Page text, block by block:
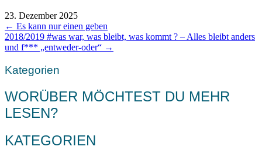
23. Dezember 2025
POSTS
NAVIGATION
← Es kann nur einen geben
2018/2019 #was war, was bleibt, was kommt ? – Alles bleibt anders
und f*** „entweder-oder“ →
Kategorien
WORÜBER MÖCHTEST DU MEHR
LESEN?
KATEGORIEN